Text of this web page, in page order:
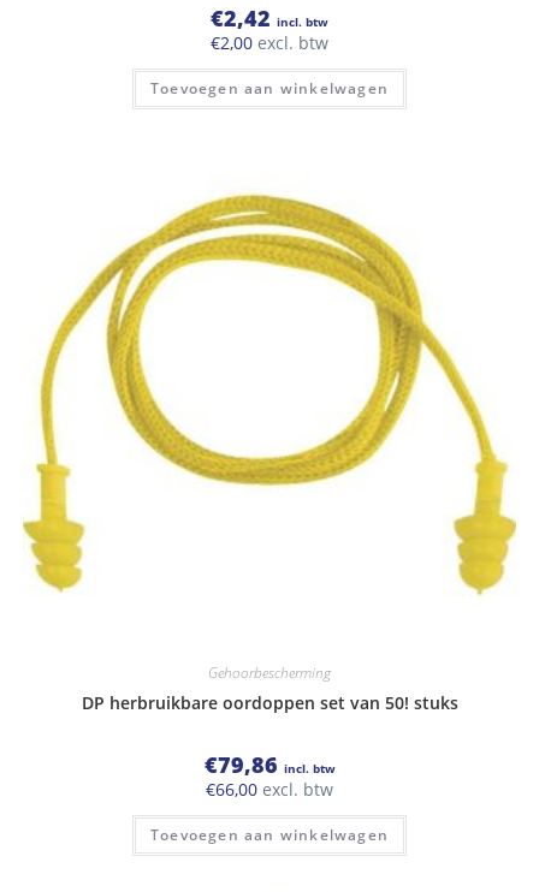
€2,42 incl. btw
€2,00 excl. btw
Toevoegen aan winkelwagen
Gehoorbescherming
DP herbruikbare oordoppen set van 50! stuks
€79,86 incl. btw
€66,00 excl. btw
Toevoegen aan winkelwagen